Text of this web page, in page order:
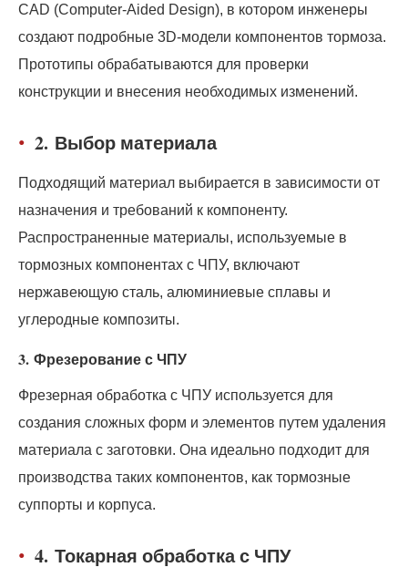
CAD (Computer-Aided Design), в котором инженеры
создают подробные 3D-модели компонентов тормоза.
Прототипы обрабатываются для проверки
конструкции и внесения необходимых изменений.
2. Выбор материала
Подходящий материал выбирается в зависимости от
назначения и требований к компоненту.
Распространенные материалы, используемые в
тормозных компонентах с ЧПУ, включают
нержавеющую сталь, алюминиевые сплавы и
углеродные композиты.
3. Фрезерование с ЧПУ
Фрезерная обработка с ЧПУ используется для
создания сложных форм и элементов путем удаления
материала с заготовки. Она идеально подходит для
производства таких компонентов, как тормозные
суппорты и корпуса.
4. Токарная обработка с ЧПУ